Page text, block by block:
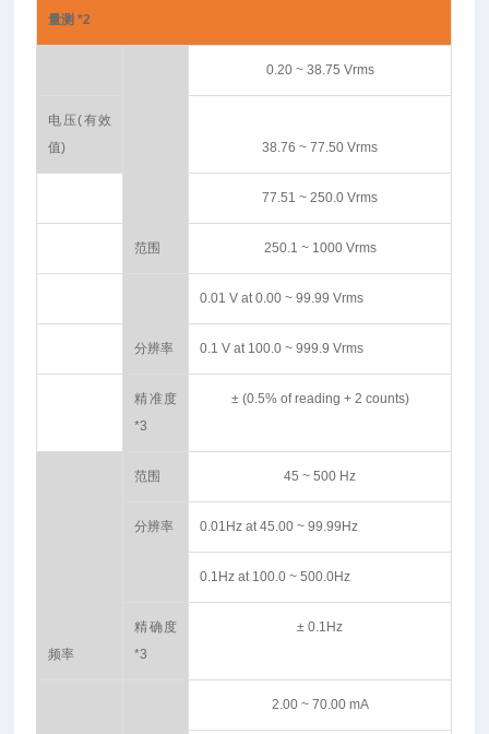
量测 *2
范围
0.20 ~ 38.75 Vrms
电压(有效
值)
38.76 ~ 77.50 Vrms
77.51 ~ 250.0 Vrms
250.1 ~ 1000 Vrms
分辨率
0.01 V at 0.00 ~ 99.99 Vrms
0.1 V at 100.0 ~ 999.9 Vrms
精准度
*3
± (0.5% of reading + 2 counts)
频率
范围 45 ~ 500 Hz
分辨率 0.01Hz at 45.00 ~ 99.99Hz
0.1Hz at 100.0 ~ 500.0Hz
精确度
*3
± 0.1Hz
2.00 ~ 70.00 mA